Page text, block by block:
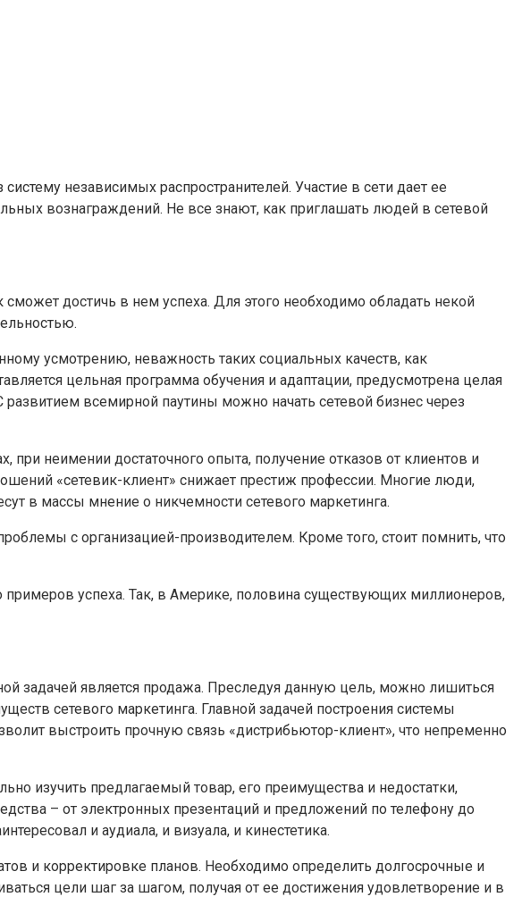
независимых распространителей. Участие в сети дает ее
вознаграждений. Не все знают, как приглашать людей в сетевой
достичь в нем успеха. Для этого необходимо обладать некой
усмотрению, неважность таких социальных качеств, как
цельная программа обучения и адаптации, предусмотрена целая
всемирной паутины можно начать сетевой бизнес через
неимении достаточного опыта, получение отказов от клиентов и
«сетевик-клиент» снижает престиж профессии. Многие люди,
в массы мнение о никчемности сетевого маркетинга.
с организацией-производителем. Кроме того, стоит помнить, что
примеров успеха. Так, в Америке, половина существующих миллионеров,
задачей является продажа. Преследуя данную цель, можно лишиться
сетевого маркетинга. Главной задачей построения системы
выстроить прочную связь «дистрибьютор-клиент», что непременно
изучить предлагаемый товар, его преимущества и недостатки,
– от электронных презентаций и предложений по телефону до
и аудиала, и визуала, и кинестетика.
и корректировке планов. Необходимо определить долгосрочные и
цели шаг за шагом, получая от ее достижения удовлетворение и в